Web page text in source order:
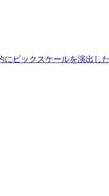
ビックスケールを演出し